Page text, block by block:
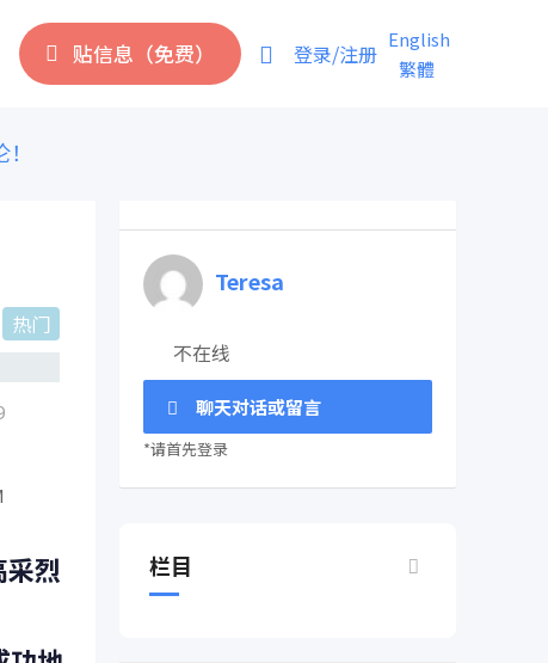
贴信息（免费） 登录/注册
English
繁體
热门
烈
Teresa
不在线
聊天对话或留言
*请首先登录
栏目